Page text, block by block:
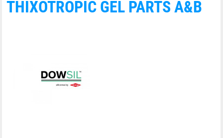
THIXOTROPIC GEL PARTS A&B